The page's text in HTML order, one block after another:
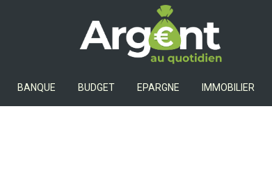
Argent Au Quotidien
BANQUE BUDGET EPARGNE IMMOBILIER